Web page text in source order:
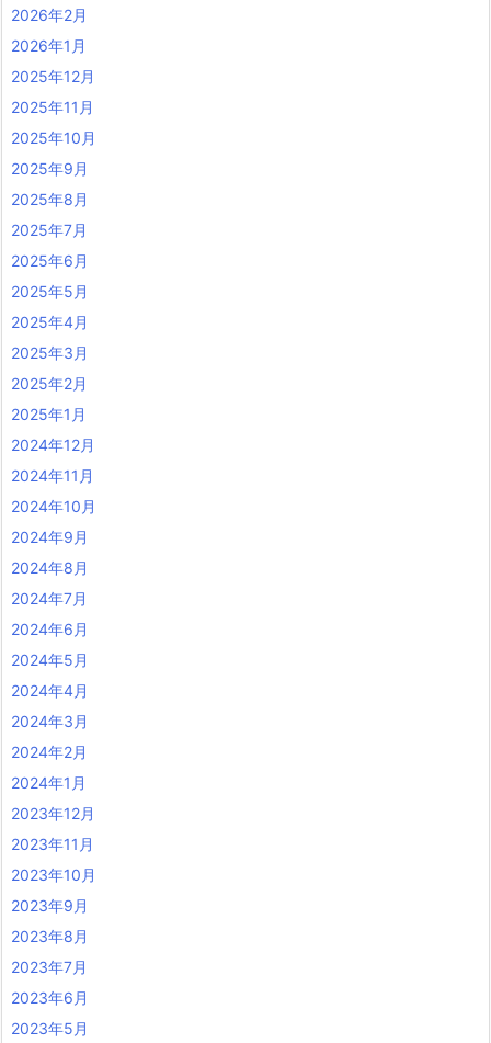
2026年2月
2026年1月
2025年12月
2025年11月
2025年10月
2025年9月
2025年8月
2025年7月
2025年6月
2025年5月
2025年4月
2025年3月
2025年2月
2025年1月
2024年12月
2024年11月
2024年10月
2024年9月
2024年8月
2024年7月
2024年6月
2024年5月
2024年4月
2024年3月
2024年2月
2024年1月
2023年12月
2023年11月
2023年10月
2023年9月
2023年8月
2023年7月
2023年6月
2023年5月